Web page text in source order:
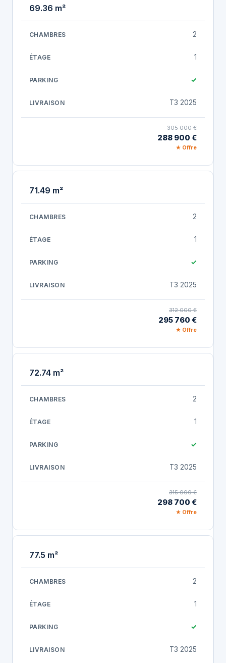
69.36 m²
2
1
✓
T3 2025
305 000 €
288 900 €
★ Offre
71.49 m²
2
1
✓
T3 2025
312 000 €
295 760 €
★ Offre
72.74 m²
2
1
✓
T3 2025
315 000 €
298 700 €
★ Offre
77.5 m²
2
1
✓
T3 2025